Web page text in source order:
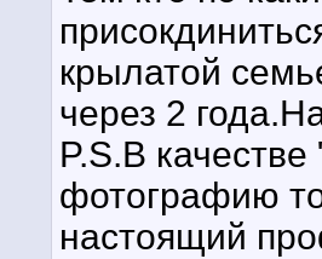
крылатой
через 2
P.S.В
фотографию
настоящий